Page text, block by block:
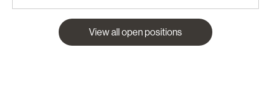
View all open positions